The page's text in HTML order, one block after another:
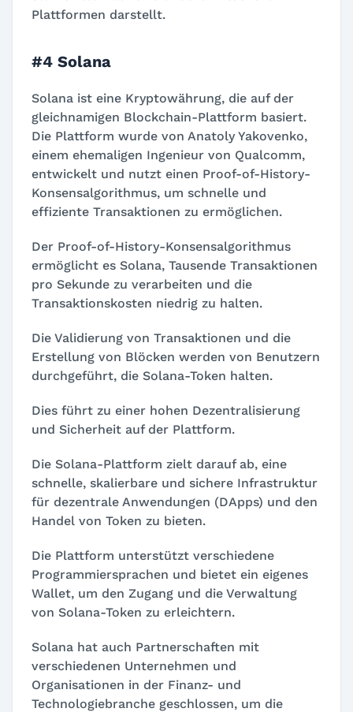
Plattformen darstellt.
#4 Solana
Solana ist eine Kryptowährung, die auf der
gleichnamigen Blockchain-Plattform basiert.
Die Plattform wurde von Anatoly Yakovenko,
einem ehemaligen Ingenieur von Qualcomm,
entwickelt und nutzt einen Proof-of-History-
Konsensalgorithmus, um schnelle und
effiziente Transaktionen zu ermöglichen.
Der Proof-of-History-Konsensalgorithmus
ermöglicht es Solana, Tausende Transaktionen
pro Sekunde zu verarbeiten und die
Transaktionskosten niedrig zu halten.
Die Validierung von Transaktionen und die
Erstellung von Blöcken werden von Benutzern
durchgeführt, die Solana-Token halten.
Dies führt zu einer hohen Dezentralisierung
und Sicherheit auf der Plattform.
Die Solana-Plattform zielt darauf ab, eine
schnelle, skalierbare und sichere Infrastruktur
für dezentrale Anwendungen (DApps) und den
Handel von Token zu bieten.
Die Plattform unterstützt verschiedene
Programmiersprachen und bietet ein eigenes
Wallet, um den Zugang und die Verwaltung
von Solana-Token zu erleichtern.
Solana hat auch Partnerschaften mit
verschiedenen Unternehmen und
Organisationen in der Finanz- und
Technologiebranche geschlossen, um die